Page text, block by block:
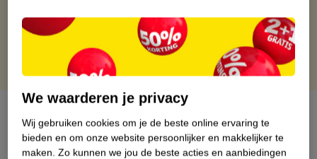
Gratis punten met je Kruidvat kaart
Productinformatie
We waarderen je privacy
Wij gebruiken cookies om je de beste online ervaring te
bieden en om onze website persoonlijker en makkelijker te
maken. Zo kunnen we jou de beste acties en aanbiedingen